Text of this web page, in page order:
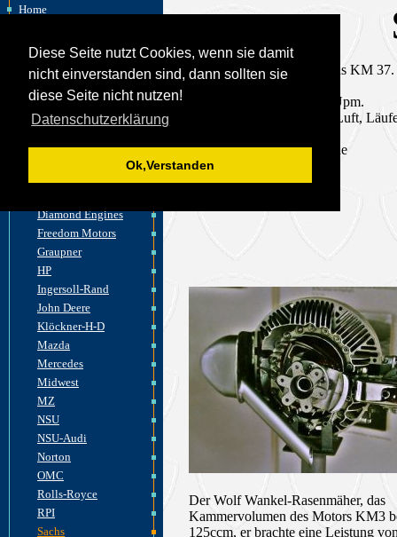
Diese Seite nutzt Cookies, wenn sie damit
nicht einverstanden sind, dann sollten sie
diese Seite nicht nutzen!
Datenschutzerklärung
Ok,Verstanden
Home
Wankelmotor
akt. Entwicklungen
Flugzeuge
Motorräder
Diamond Engines
Freedom Motors
Graupner
HP
Ingersoll-Rand
John Deere
Klöckner-H-D
Mazda
Mercedes
Midwest
MZ
NSU
NSU-Audi
Norton
OMC
Rolls-Royce
RPI
Sachs
Stromagregat mit dem Sachs KM 37.
Leistung 6,6 PS bei 5500 Upm.
Kühlung der Kammer mit Luft,
© www.der-wankelmotor.de
Der Wolf Wankel-Rasenmäher, das
Kammervolumen des Motors KM3
125ccm, er brachte eine Leistung